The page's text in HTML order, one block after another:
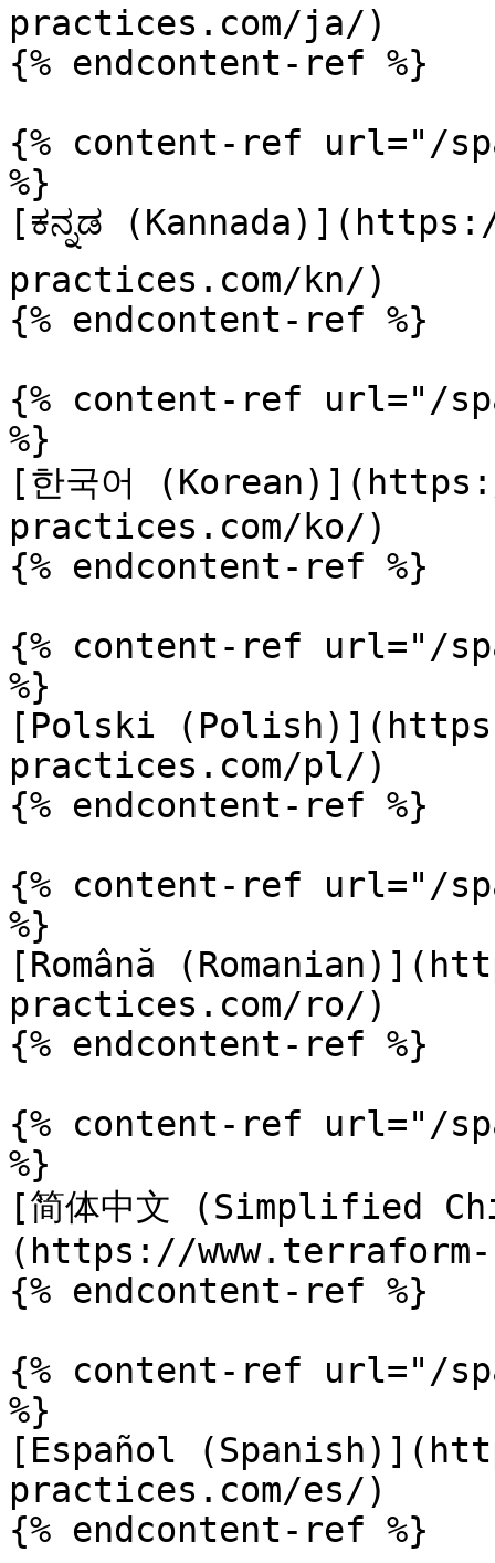
practices.com/ja/)
{% endcontent-ref %}
{% content-ref url="/
%}
[ಕನ್ನಡ
practices.com/kn/)
{% endcontent-ref %}
{% content-ref url="/
%}
[한국어
practices.com/ko/)
{% endcontent-ref %}
{% content-ref url="/
%}
[Polski
practices.com/pl/)
{% endcontent-ref %}
{% content-ref url="/
%}
[Română
practices.com/ro/)
{% endcontent-ref %}
{% content-ref url="/
%}
[简体中文 (Simplified
(https://
{% endcontent-ref %}
{% content-ref url="/
%}
[Español
practices.com/es/)
{% endcontent-ref %}